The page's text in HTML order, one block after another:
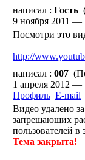
написал : Гость
9 ноября 2011 —
Посмотри это
http://
написал : 007
1 апреля 2012 —
Профиль E-mail
Видео удалено
запрещающих
пользователей в
Тема закрыта!